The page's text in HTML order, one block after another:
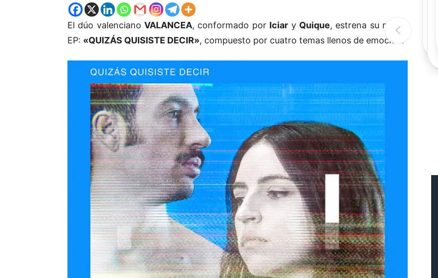
El dúo valencianoVALANCEA, conformado por Iciar y Quique, estrena su nuevo
EP: «QUIZÁS QUISISTE DECIR», compuesto por cuatro temas llenos de emoción.